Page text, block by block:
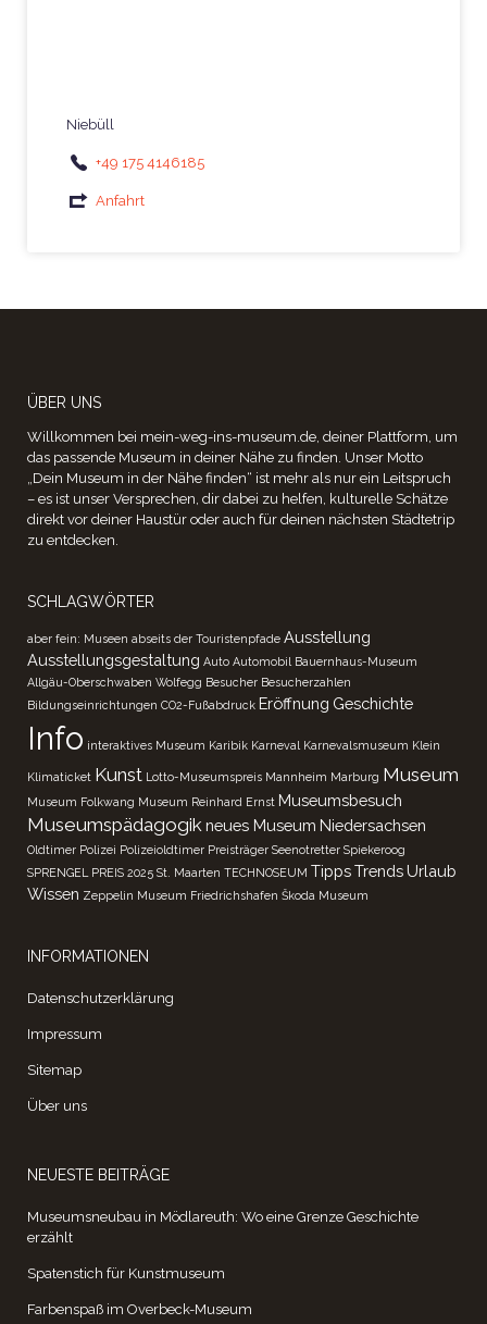
Niebüll
+49 175 4146185
Anfahrt
ÜBER UNS
Willkommen bei mein-weg-ins-museum.de, deiner Plattform, um
das passende Museum in deiner Nähe zu finden. Unser Motto
„Dein Museum in der Nähe finden“ ist mehr als nur ein Leitspruch
– es ist unser Versprechen, dir dabei zu helfen, kulturelle Schätze
direkt vor deiner Haustür oder auch für deinen nächsten Städtetrip
zu entdecken.
SCHLAGWÖRTER
aber fein: Museen abseits der Touristenpfade Ausstellung
Ausstellungsgestaltung Auto Automobil Bauernhaus-Museum
Allgäu-Oberschwaben Wolfegg Besucher Besucherzahlen
Bildungseinrichtungen CO2-Fußabdruck Eröffnung Geschichte
Info interaktives Museum Karibik Karneval Karnevalsmuseum Klein
Klimaticket Kunst Lotto-Museumspreis Mannheim Marburg Museum
Museum Folkwang Museum Reinhard Ernst Museumsbesuch
Museumspädagogik neues Museum Niedersachsen
Oldtimer Polizei Polizeioldtimer Preisträger Seenotretter Spiekeroog
SPRENGEL PREIS 2025 St. Maarten TECHNOSEUM TippsTrends Urlaub
Wissen Zeppelin Museum Friedrichshafen Škoda Museum
INFORMATIONEN
Datenschutzerklärung
Impressum
Sitemap
Über uns
NEUESTE BEITRÄGE
Museumsneubau in Mödlareuth: Wo eine Grenze Geschichte
erzählt
Spatenstich für Kunstmuseum
Farbenspaß im Overbeck-Museum